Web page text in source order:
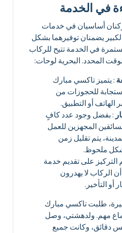
في الخدمة
أساسيان في خدمات
يضمنان توفيرهما بشكل
في الخدمة تتيح للركاب
المحدد. البحرية لوحات:
: يتميز تاكسي مبارك
للحجوزات من
أو التطبيق.
: بفضل وجود عدد كافٍ
المجهزين للعمل
يتم تقليل زمن
ملحوظ.
على تقديم خدمة
الركاب لا يهدرون
التأخير.
طلبت تاكسي مبارك
مهم. ولدهشتي، وصل
دقائق، وكانت جميع